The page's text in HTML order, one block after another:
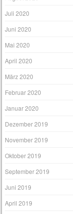
Juli 2020
Juni 2020
Mai 2020
April 2020
März 2020
Februar 2020
Januar 2020
Dezember 2019
November 2019
Oktober 2019
September 2019
Juni 2019
April 2019